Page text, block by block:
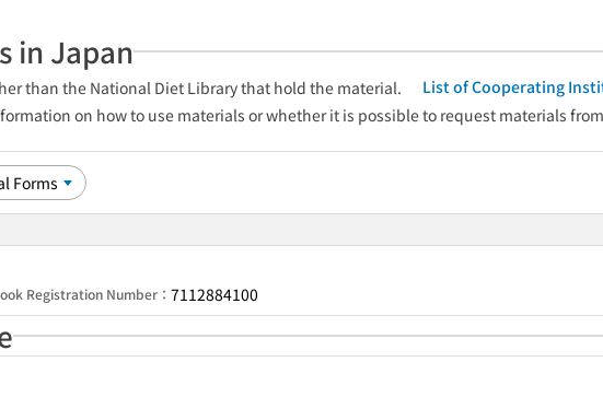
in Japan
than the National Diet Library that hold the material.
List of Cooperating
on how to use materials or whether it is possible to request materials
Registration Number： 7112884100